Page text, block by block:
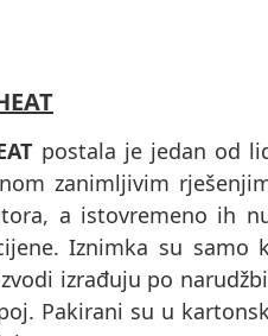
postala je jedan od
zanimljivim
a istovremeno ih
Iznimka su samo
izrađuju po
Pakirani su u